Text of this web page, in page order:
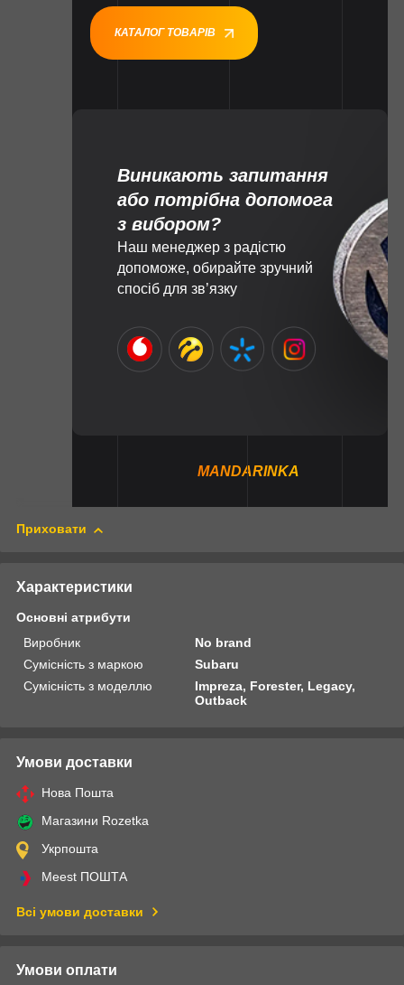
КАТАЛОГ ТОВАРІВ
Виникають запитання
або потрібна допомога
з вибором?
Наш менеджер з радістю
допоможе, обирайте зручний
спосіб для зв’язку
MANDARINKA
Приховати
Характеристики
Основні атрибути
Виробник
No brand
Сумісність з маркою
Subaru
Сумісність з моделлю
Impreza, Forester, Legacy,
Outback
Умови доставки
Нова Пошта
Магазини Rozetka
Укрпошта
Meest ПОШТА
Всі умови доставки
Умови оплати